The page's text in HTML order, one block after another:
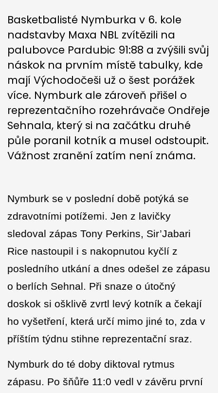
Basketbalisté Nymburka v 6. kole
nadstavby Maxa NBL zvítězili na
palubovce Pardubic 91:88 a zvýšili svůj
náskok na prvním místě tabulky, kde
mají Východočeši už o šest porážek
více. Nymburk ale zároveň přišel o
reprezentačního rozehrávače Ondřeje
Sehnala, který si na začátku druhé
půle poranil kotník a musel odstoupit.
Vážnost zranění zatím není známa.
Nymburk se v poslední době potýká se
zdravotními potížemi. Jen z lavičky
sledoval zápas Tony Perkins, Sir’Jabari
Rice nastoupil i s nakopnutou kyčlí z
posledního utkání a dnes odešel ze zápasu
o berlích Sehnal. Při snaze o útočný
doskok si ošklivě zvrtl levý kotník a čekají
ho vyšetření, která určí mimo jiné to, zda v
příštím týdnu stihne reprezentační sraz.
Nymburk do té doby diktoval rytmus
zápasu. Po šňůře 11:0 vedl v závěru první